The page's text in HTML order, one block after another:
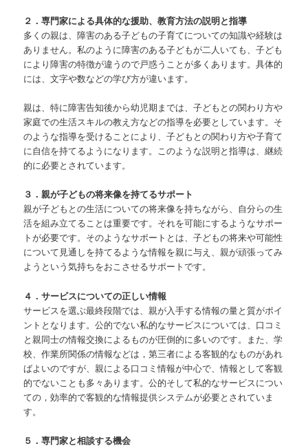
２．専門家による具体的な援助、教育方法の説明と指導
多くの親は、障害のある子どもの子育てについての知識や経験は
ありません。私のように障害のある子どもが二人いても、子ども
により障害の特徴が違うので戸惑うことが多くあります。具体的
には、文字や数などの学び方が違います。
親は、特に障害告知後から幼児期までは、子どもとの関わり方や
家庭での生活スキルの教え方などの指導を必要としています。そ
のような指導を受けることにより、子どもとの関わり方や子育て
に自信を持てるようになります。このような説明と指導は、継続
的に必要とされています。
３．親が子どもの将来像を持てるサポート
親が子どもとの生活についての将来像を持ちながら、自分らの生
活を組み立てることは重要です。それを可能にするようなサポー
トが必要です。そのようなサポートとは、子どもの将来や可能性
について見通しを持てるような情報を親に与え、親が頑張ってみ
ようという気持ちをおこさせるサポートです。
４．サービスについての正しい情報
サービスを選ぶ最終段階では、親が入手する情報の量と質がポイ
ントとなります。公的でない私的なサービスについては、口コミ
と親同士の情報交換によるものが圧倒的に多いのです。また、学
校、作業所関係の情報などは，第三者による客観的なものがあれ
ばよいのですが、親による口コミ情報が中心で、情報として客観
的でないことも多々あります。公的そして私的なサービスについ
ての，効率的で客観的な情報提供システムが必要とされていま
す。
５．専門家と相談する機会